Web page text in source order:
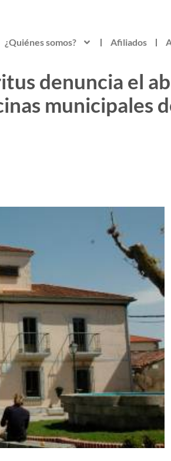
¿Quiénes somos? Afiliados
denuncia el
municipales